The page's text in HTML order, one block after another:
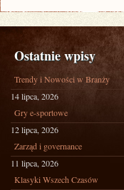
Ostatnie wpisy
Trendy i Nowości w Branży
14 lipca, 2026
Gry e-sportowe
12 lipca, 2026
Zarząd i governance
11 lipca, 2026
Klasyki Wszech Czasów